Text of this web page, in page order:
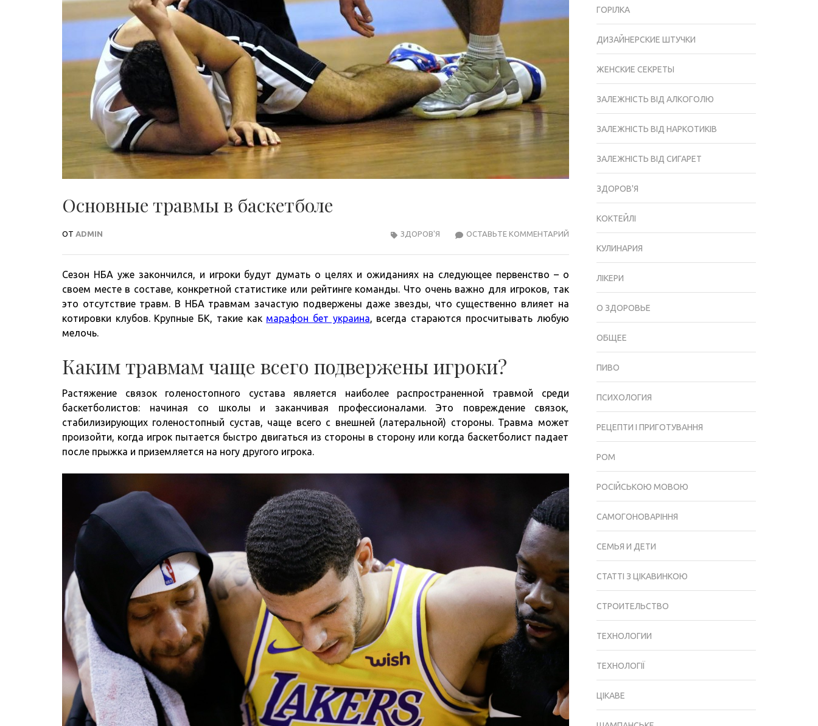
Основные травмы в баскетболе
ОТ ADMIN ОСТАВЬТЕ КОММЕНТАРИЙ ОСНОВНЫЕ
ТРАВМЫ
БАСКЕТБОЛЕ
ЗДОРОВ'Я
Сезон НБА уже закончился, и игроки будут думать о целях и ожиданиях на следующее первенство – о
своем месте в составе, конкретной статистике или рейтинге команды. Что очень важно для игроков, так
это отсутствие травм. В НБА травмам зачастую подвержены даже звезды, что существенно влияет на
котировки клубов. Крупные БК, такие как марафон бет украина, всегда стараются просчитывать любую
мелочь.
Каким травмам чаще всего подвержены игроки?
Растяжение связок голеностопного сустава является наиболее распространенной травмой среди
баскетболистов: начиная со школы и заканчивая профессионалами. Это повреждение связок,
стабилизирующих голеностопный сустав, чаще всего с внешней (латеральной) стороны. Травма может
произойти, когда игрок пытается быстро двигаться из стороны в сторону или когда баскетболист падает
после прыжка и приземляется на ногу другого игрока.
ГОРІЛКА
ДИЗАЙНЕРСКИЕ ШТУЧКИ
ЖЕНСКИЕ СЕКРЕТЫ
ЗАЛЕЖНІСТЬ ВІД АЛКОГОЛЮ
ЗАЛЕЖНІСТЬ ВІД НАРКОТИКІВ
ЗАЛЕЖНІСТЬ ВІД СИГАРЕТ
ЗДОРОВ'Я
КОКТЕЙЛІ
КУЛИНАРИЯ
ЛІКЕРИ
О ЗДОРОВЬЕ
ОБЩЕЕ
ПИВО
ПСИХОЛОГИЯ
РЕЦЕПТИ І ПРИГОТУВАННЯ
РОМ
РОСІЙСЬКОЮ МОВОЮ
САМОГОНОВАРІННЯ
СЕМЬЯ И ДЕТИ
СТАТТІ З ЦІКАВИНКОЮ
СТРОИТЕЛЬСТВО
ТЕХНОЛОГИИ
ТЕХНОЛОГІЇ
ЦІКАВЕ